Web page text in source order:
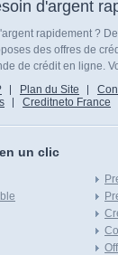
d'argent
rapidement ?
des offres de
de crédit en ligne.
Plan du Site
Creditneto France
un clic